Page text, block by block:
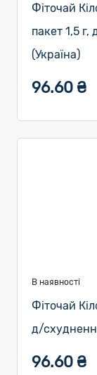
Фіточай
пакет 1,5
(Україна)
96.60 ₴
В наявності
Фіточай
д/
96.60 ₴